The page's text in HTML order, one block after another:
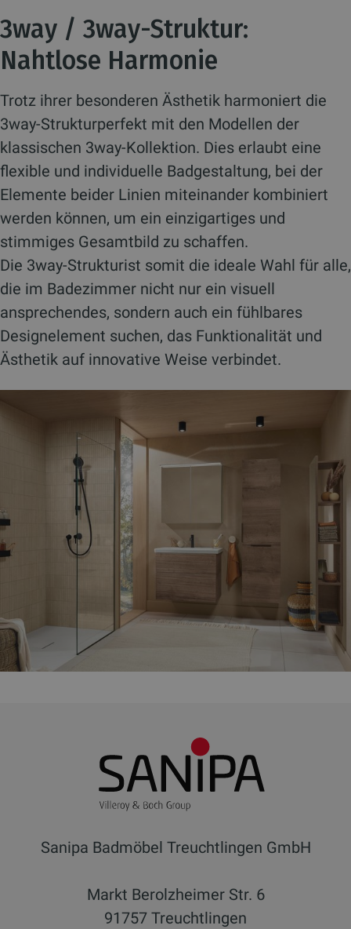
3way / 3way-Struktur:
Nahtlose Harmonie
Trotz ihrer besonderen Ästhetik harmoniert die
3way-Strukturperfekt mit den Modellen der
klassischen 3way-Kollektion. Dies erlaubt eine
flexible und individuelle Badgestaltung, bei der
Elemente beider Linien miteinander kombiniert
werden können, um ein einzigartiges und
stimmiges Gesamtbild zu schaffen.
Die 3way-Strukturist somit die ideale Wahl für alle,
die im Badezimmer nicht nur ein visuell
ansprechendes, sondern auch ein fühlbares
Designelement suchen, das Funktionalität und
Ästhetik auf innovative Weise verbindet.
Sanipa Badmöbel Treuchtlingen GmbH
Markt Berolzheimer Str. 6
91757 Treuchtlingen